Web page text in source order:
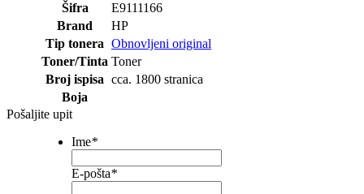
Šifra
E9111166
Brand
HP
Tip tonera Obnovljeni original
Toner/Tinta Toner
Broj ispisa cca. 1800 stranica
Boja
Pošaljite upit
Ime*
E-pošta*